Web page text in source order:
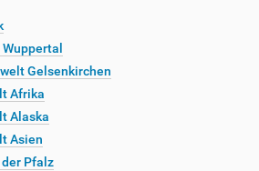
Gelsenkirchen
Afrika
Alaska
Asien
Pfalz